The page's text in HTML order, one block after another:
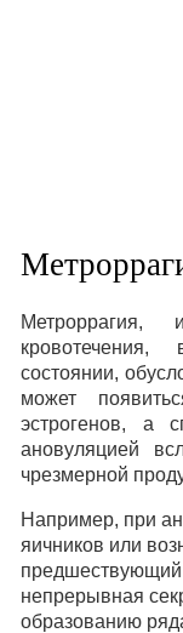
Метроррагия,
кровотечения,
состоянии,
может
эстрогенов, а
ановуляцией
чрезмерной
Например, при
яичников или
предшествующий
непрерывная
образованию